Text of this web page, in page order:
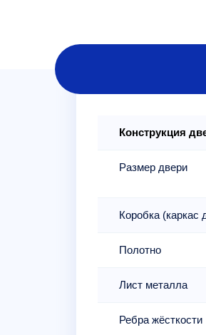
Конструкция
Размер двери
Коробка (каркас
Полотно
Лист металла
Ребра жёсткости